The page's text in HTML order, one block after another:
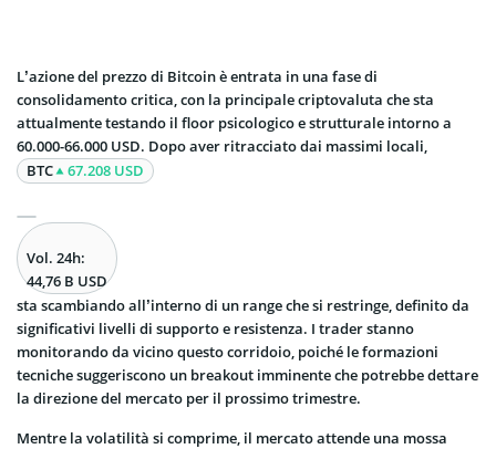
L’azione del prezzo di Bitcoin è entrata in una fase di
consolidamento critica, con la principale criptovaluta che sta
attualmente testando il floor psicologico e strutturale intorno a
60.000-66.000 USD. Dopo aver ritracciato dai massimi locali,
BTC
67.208 USD
Vol. 24h:
44,76 B USD
sta scambiando all’interno di un range che si restringe, definito da
significativi livelli di supporto e resistenza. I trader stanno
monitorando da vicino questo corridoio, poiché le formazioni
tecniche suggeriscono un breakout imminente che potrebbe dettare
la direzione del mercato per il prossimo trimestre.
Mentre la volatilità si comprime, il mercato attende una mossa